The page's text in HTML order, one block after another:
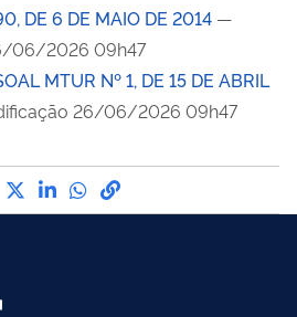
DE 6 DE MAIO DE 2014 —
06/2026 09h47
MTUR Nº 1, DE 15 DE ABRIL
26/06/2026 09h47
Compartilhe por Facebook
Compartilhe por Twitter
Compartilhe por
Compartilhe por
link para Copiar